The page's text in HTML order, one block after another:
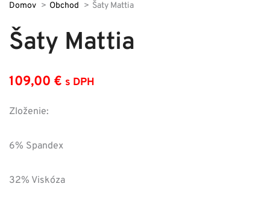
Domov Obchod Šaty Mattia
Šaty Mattia
109,00 € s DPH
Zloženie:
6% Spandex
32% Viskóza